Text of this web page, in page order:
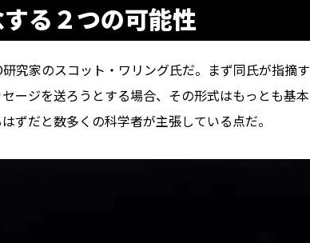
る２つの可能性
究家のスコット・ワリング氏だ。まず同氏が指摘す
ージを送ろうとする場合、その形式はもっとも基本
ずだと数多くの科学者が主張している点だ。